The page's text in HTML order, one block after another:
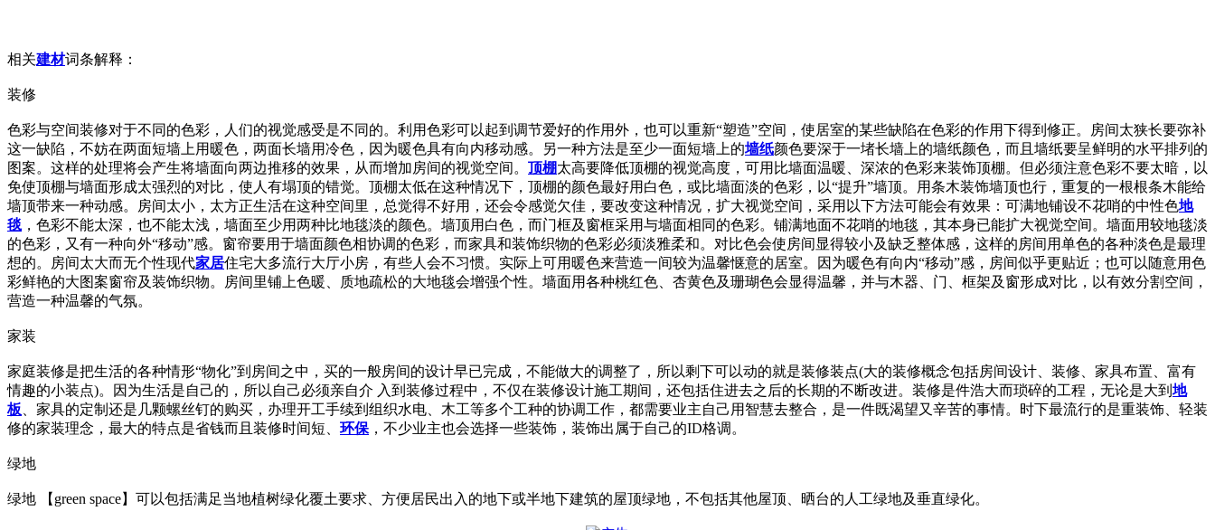
相关建材词条解释：
装修
色彩与空间装修对于不同的色彩，人们的视觉感受是不同的。利用色彩可以起到调节爱好的作用外，也可以重新“塑造”空间，使居室的某些缺陷在色彩的作用下得到修正。房间太狭长要弥补
这一缺陷，不妨在两面短墙上用暖色，两面长墙用冷色，因为暖色具有向内移动感。另一种方法是至少一面短墙上的墙纸颜色要深于一堵长墙上的墙纸颜色，而且墙纸要呈鲜明的水平排列的
图案。这样的处理将会产生将墙面向两边推移的效果，从而增加房间的视觉空间。 顶棚太高要降低顶棚的视觉高度，可用比墙面温暖、深浓的色彩来装饰顶棚。但必须注意色彩不要太暗，以
免使顶棚与墙面形成太强烈的对比，使人有塌顶的错觉。顶棚太低在这种情况下，顶棚的颜色最好用白色，或比墙面淡的色彩，以“提升”墙顶。用条木装饰墙顶也行，重复的一根根条木能给
墙顶带来一种动感。房间太小，太方正生活在这种空间里，总觉得不好用，还会令感觉欠佳，要改变这种情况，扩大视觉空间，采用以下方法可能会有效果：可满地铺设不花哨的中性色地
毯 ，色彩不能太深，也不能太浅，墙面至少用两种比地毯淡的颜色。墙顶用白色，而门框及窗框采用与墙面相同的色彩。铺满地面不花哨的地毯，其本身已能扩大视觉空间。墙面用较地毯淡
的色彩，又有一种向外“移动”感。窗帘要用于墙面颜色相协调的色彩，而家具和装饰织物的色彩必须淡雅柔和。对比色会使房间显得较小及缺乏整体感，这样的房间用单色的各种淡色是最理
想的。房间太大而无个性现代家居住宅大多流行大厅小房，有些人会不习惯。实际上可用暖色来营造一间较为温馨惬意的居室。因为暖色有向内“移动”感，房间似乎更贴近；也可以随意用色
彩鲜艳的大图案窗帘及装饰织物。房间里铺上色暖、质地疏松的大地毯会增强个性。墙面用各种桃红色、杏黄色及珊瑚色会显得温馨，并与木器、门、框架及窗形成对比，以有效分割空间，
营造一种温馨的气氛。
家装
家庭装修是把生活的各种情形“物化”到房间之中，买的一般房间的设计早已完成，不能做大的调整了，所以剩下可以动的就是装修装点(大的装修概念包括房间设计、装修、家具布置、富有
情趣的小装点)。因为生活是自己的，所以自己必须亲自介 入到装修过程中，不仅在装修设计施工期间，还包括住进去之后的长期的不断改进。装修是件浩大而琐碎的工程，无论是大到 地
板 、家具的定制还是几颗螺丝钉的购买，办理开工手续到组织水电、木工等多个工种的协调工作，都需要业主自己用智慧去整合，是一件既渴望又辛苦的事情。时下最流行的是重装饰、轻装
修的家装理念，最大的特点是省钱而且装修时间短、 环保 ，不少业主也会选择一些装饰，装饰出属于自己的ID格调。
绿地
绿地 【green space】可以包括满足当地植树绿化覆土要求、方便居民出入的地下或半地下建筑的屋顶绿地，不包括其他屋顶、晒台的人工绿地及垂直绿化。